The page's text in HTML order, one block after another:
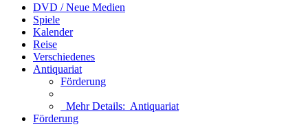
DVD / Neue Medien
Spiele
Kalender
Reise
Verschiedenes
Antiquariat
Förderung
Mehr Details: Antiquariat
Förderung